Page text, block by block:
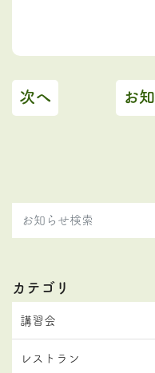
次へ お
カテゴリ
講習会
レストラン